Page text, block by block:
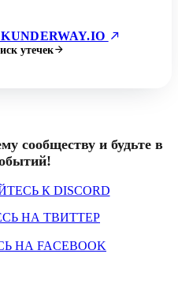
утечек
сообществу и будьте в
К DISCORD
НА ТВИТТЕР
НА FACEBOOK